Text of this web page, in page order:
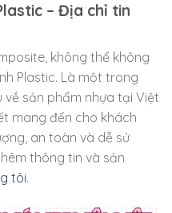
– Địa chỉ tin
không thể không
Plastic. Là một trong
sản phẩm nhựa tại Việt
mang đến cho khách
an toàn và dễ sử
thông tin và sản
tôi.